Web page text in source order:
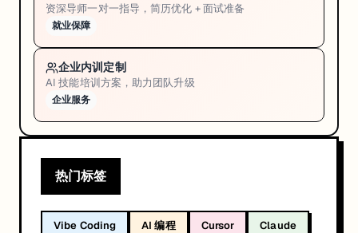
资深导师一对一指导，简历优化 + 面试准备
就业保障
企业内训定制
AI 技能培训方案，助力团队升级
企业服务
热门标签
Vibe Coding AI 编程 Cursor Claude